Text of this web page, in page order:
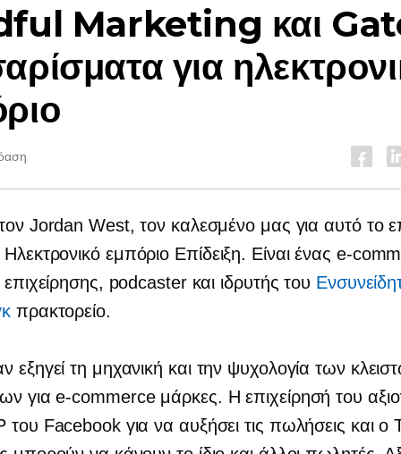
Marketing και
για
Jordan West, τον καλεσμένο μας για αυτό το
Ηλεκτρονικό εμπόριο Επίδειξη. Είναι ένας e-
επιχείρησης, podcaster και ιδρυτής του
πρακτορείο.
εξηγεί τη μηχανική και την ψυχολογία των
γιαe-commerceμάρκες. Η επιχείρησή του
Facebook για να αυξήσει τις πωλήσεις και ο